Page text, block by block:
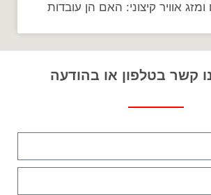
אוויר קיצוני: האם הן עובדות
קשר בטלפון או בהודעה